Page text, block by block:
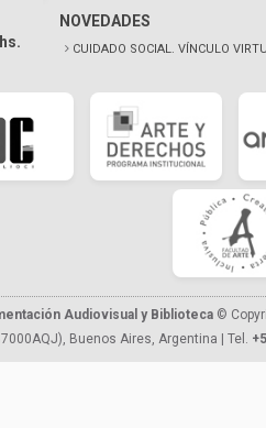
NOVEDADES
CUIDADO SOCIAL. VÍNCULO
Audiovisual y Biblioteca ©
Buenos Aires, Argentina | Tel.